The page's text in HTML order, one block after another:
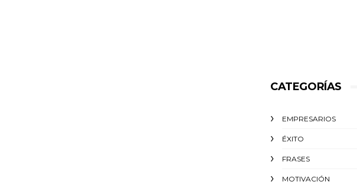
CATEGORÍAS
EMPRESARIOS
ÉXITO‬
FRASES
MOTIVACIÓN